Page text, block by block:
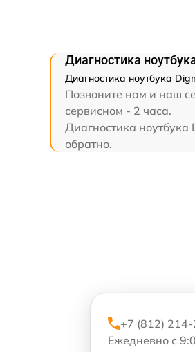
Диагностика
Диагностика ноутбука
Позвоните нам и наш
сервисном - 2 часа.
Диагностика ноутбука
обратно.
+7 (812)
Ежедневно с